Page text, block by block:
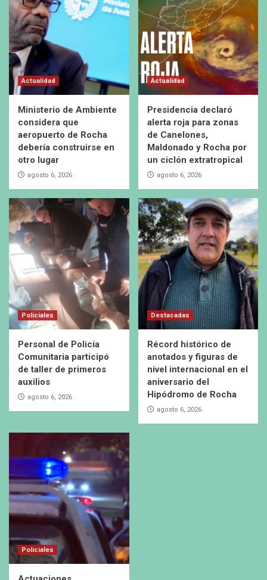
Actualidad
Ministerio de Ambiente
considera que
aeropuerto de Rocha
debería construirse en
otro lugar
agosto 6, 2026
Actualidad
Presidencia declaró
alerta roja para zonas
de Canelones,
Maldonado y Rocha por
un ciclón extratropical
agosto 6, 2026
Policiales
Personal de Policía
Comunitaria participó
de taller de primeros
auxilios
agosto 6, 2026
Destacadas
Récord histórico de
anotados y figuras de
nivel internacional en el
aniversario del
Hipódromo de Rocha
agosto 6, 2026
Policiales